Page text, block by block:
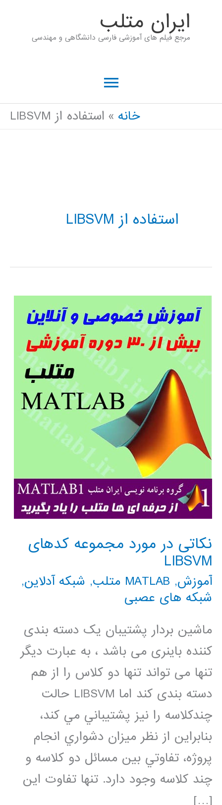
ايران متلب
مرجع فیلم های آموزشی فارسی دانشگاهی و مهندسی
فهرست
اصلیخانه استفاده از LIBSVM
استفاده از LIBSVM
نکاتی در مورد مجموعه کدهای
LIBSVM
آموزش, MATLAB متلب , شبکه آدلاین,
شبکه های عصبی
ماشین بردار پشتیبان یک دسته بندی
کننده باینری می باشد ، به عبارت دیگر
تنها می تواند تنها دو کلاس را از هم
دسته بندی کند اما LIBSVM حالت
چندكلاسه را نيز پشتيباني مي كند،
بنابراين از نظر ميزان دشواري انجام
پروژه، تفاوتي بين مسائل دو كلاسه و
چند كلاسه وجود دارد. تنها تفاوت اين
[…]